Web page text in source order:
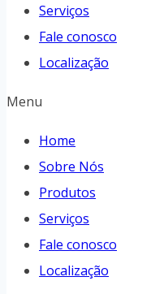
Serviços
Fale conosco
Localização
Menu
Home
Sobre Nós
Produtos
Serviços
Fale conosco
Localização